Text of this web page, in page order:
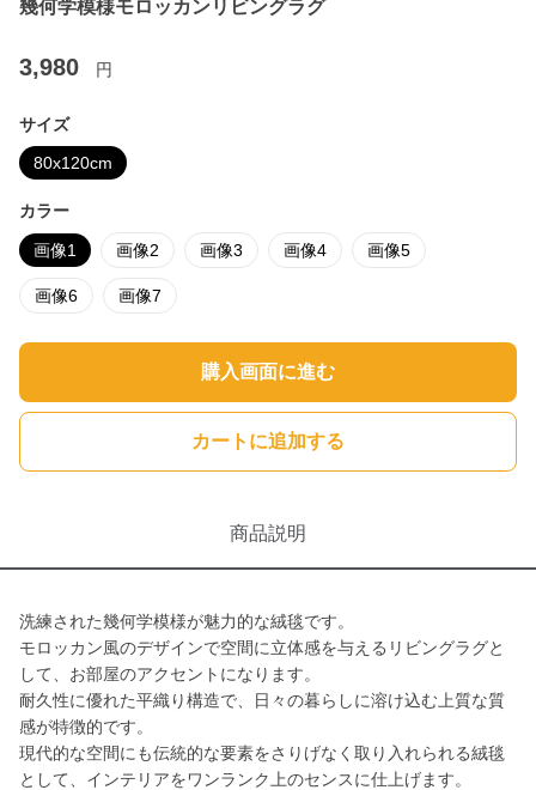
幾何学模様モロッカンリビングラグ
3,980 円
サイズ
80x120cm
カラー
画像1 画像2 画像3 画像4 画像5
画像6 画像7
購入画面に進む
カートに追加する
商品説明
洗練された幾何学模様が魅力的な絨毯です。
モロッカン風のデザインで空間に立体感を与えるリビングラグと
して、お部屋のアクセントになります。
耐久性に優れた平織り構造で、日々の暮らしに溶け込む上質な質
感が特徴的です。
現代的な空間にも伝統的な要素をさりげなく取り入れられる絨毯
として、インテリアをワンランク上のセンスに仕上げます。